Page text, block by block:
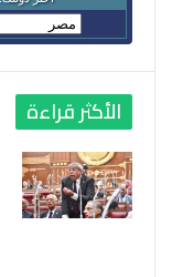
الأكثر قراءة